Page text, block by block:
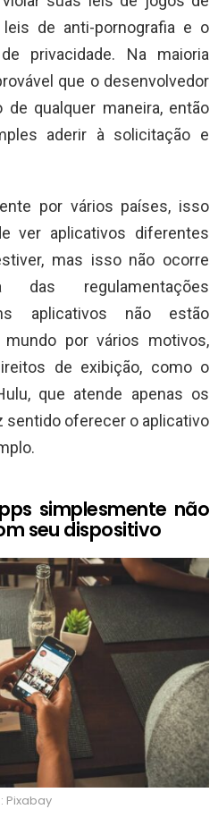
de anti-pornografia e o
privacidade. Na maioria
que o desenvolvedor
qualquer maneira, então
aderir à solicitação e
por vários países, isso
ver aplicativos diferentes
mas isso não ocorre
regulamentações
aplicativos não estão
por vários motivos,
de exibição, como o
que atende apenas os
sentido oferecer o aplicativo
simplesmente não
seu dispositivo
Pixabay